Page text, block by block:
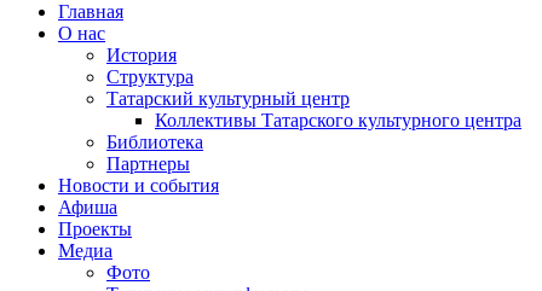
Главная
О нас
История
Структура
Татарский культурный центр
Коллективы Татарского культурного центра
Библиотека
Партнеры
Новости и события
Афиша
Проекты
Медиа
Фото